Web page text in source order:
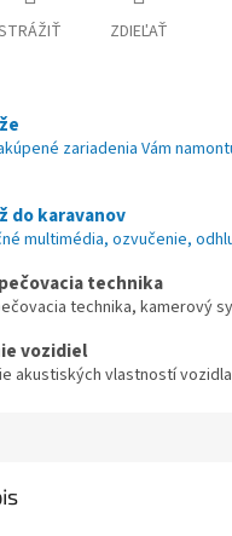
ZDIEĽAŤ
zariadenia Vám
do karavanov
multimédia, ozvučenie,
technika
technika, kamerový
vozidiel
akustiských vlastností